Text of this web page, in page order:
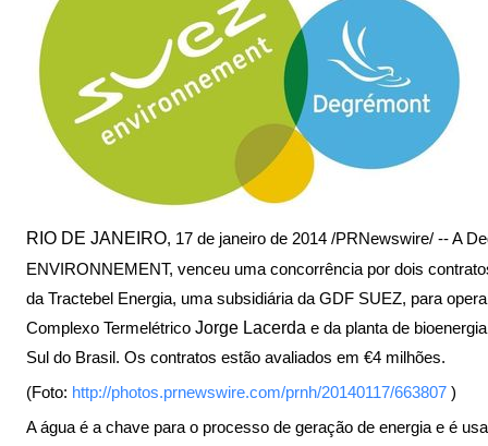
RIO DE JANEIRO, 17 de janeiro de 2014 /PRNewswire/ -- A
ENVIRONNEMENT, venceu uma concorrência por dois
da Tractebel Energia, uma subsidiária da GDF SUEZ, para
Complexo Termelétrico Jorge Lacerda e da planta de
Sul do Brasil. Os contratos estão avaliados em €4 milhões.
(Foto: http://photos.prnewswire.com/prnh/20140117/663807 )
A água é a chave para o processo de geração de energia e é